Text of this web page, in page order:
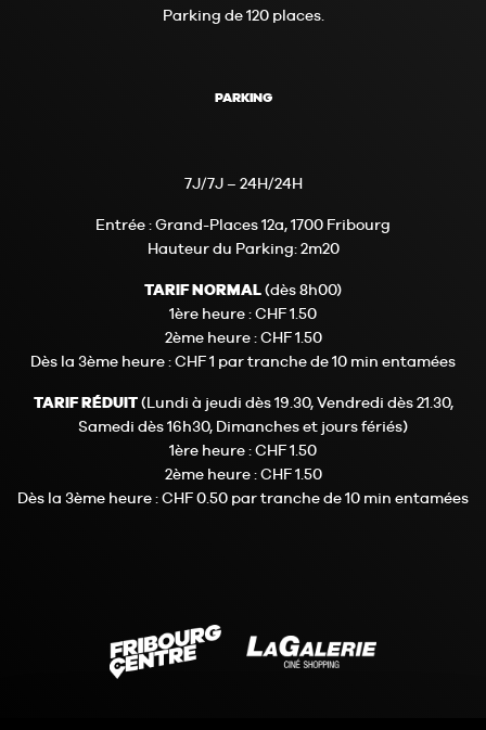
Parking de 120 places.
PARKING
7J/7J – 24H/24H
Entrée : Grand-Places 12a, 1700 Fribourg
Hauteur du Parking: 2m20
TARIF NORMAL(dès 8h00)
1ère heure : CHF 1.50
2ème heure : CHF 1.50
Dès la 3ème heure : CHF 1 par tranche de 10 min entamées
TARIF RÉDUIT(Lundi à jeudi dès 19.30, Vendredi dès 21.30,
Samedi dès 16h30, Dimanches et jours fériés)
1ère heure : CHF 1.50
2ème heure : CHF 1.50
Dès la 3ème heure : CHF 0.50 par tranche de 10 min entamées